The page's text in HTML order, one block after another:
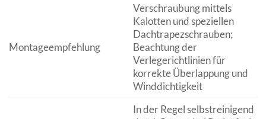
Montageempfehlung
Verschraubung mittels
Kalotten und speziellen
Dachtrapezschrauben;
Beachtung der
Verlegerichtlinien für
korrekte Überlappung und
Winddichtigkeit
In der Regel selbstreinigend